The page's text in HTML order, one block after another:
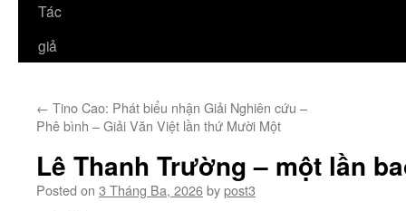
Tác
giả
← Tino Cao: Phát biểu nhận Giải Nghiên cứu –
Phê bình – Giải Văn Việt lần thứ Mười Một
Lê Thanh Trường – một lần
Posted on 3 Tháng Ba, 2026bypost3